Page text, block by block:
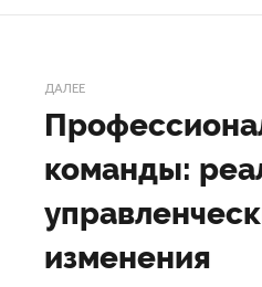
ДАЛЕЕ
команды:
изменения